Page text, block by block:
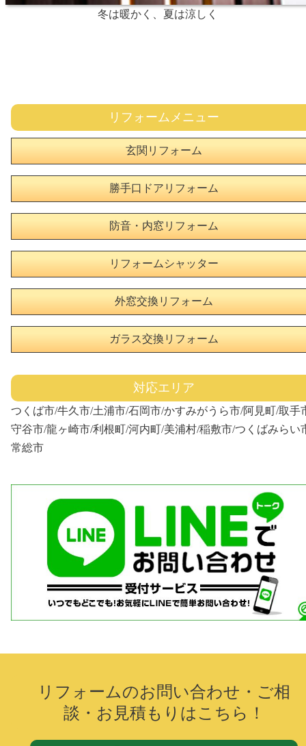
冬は暖かく、夏は涼しく
リフォームメニュー
玄関リフォーム
勝手口ドアリフォーム
防音・内窓リフォーム
リフォームシャッター
外窓交換リフォーム
ガラス交換リフォーム
対応エリア
つくば市/牛久市/土浦市/石岡市/かすみがうら市/阿見町/取手
守谷市/龍ヶ崎市/利根町/河内町/美浦村/稲敷市/つくばみらい
常総市
リフォームのお問い合わせ・ご相
談・お見積もりはこちら！